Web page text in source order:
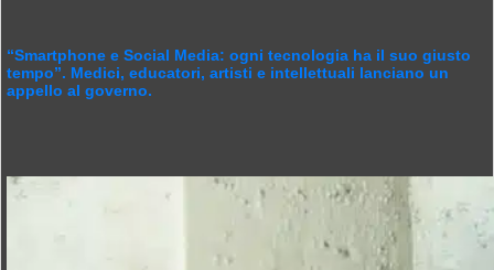
“Smartphone e Social Media: ogni tecnologia ha il suo giusto
tempo”. Medici, educatori, artisti e intellettuali lanciano un
appello al governo.